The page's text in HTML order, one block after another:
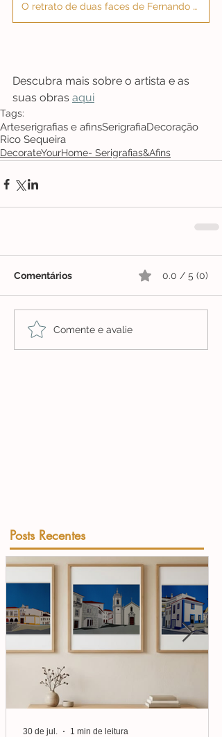
O retrato de duas faces de Fernando Pessoa.
Descubra mais sobre o artista e as
suas obras aqui
Tags:
Arteserigrafias e afinsSerigrafiaDecoração
Rico Sequeira
DecorateYourHome- Serigrafias&Afins
Comentários 0.0 / 5 (0)
Comente e avalie
Posts Recentes
30 de jul. 1 min de leitura